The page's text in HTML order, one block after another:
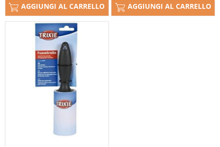
AGGIUNGI AL CARRELLO AGGIUNGI AL CARRELLO